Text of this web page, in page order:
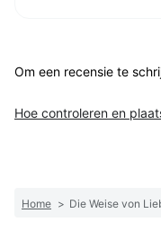
Om een recensie te
Hoe controleren en
Home > Die Weise von